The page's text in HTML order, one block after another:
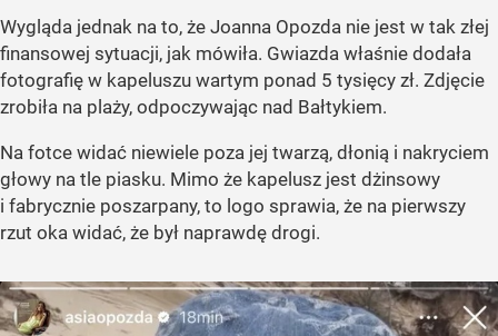
Wygląda jednak na to, że Joanna Opozda nie jest w tak złej
finansowej sytuacji, jak mówiła. Gwiazda właśnie dodała
fotografię w kapeluszu wartym ponad 5 tysięcy zł. Zdjęcie
zrobiła na plaży, odpoczywając nad Bałtykiem.
Na fotce widać niewiele poza jej twarzą, dłonią i nakryciem
głowy na tle piasku. Mimo że kapelusz jest dżinsowy
i fabrycznie poszarpany, to logo sprawia, że na pierwszy
rzut oka widać, że był naprawdę drogi.